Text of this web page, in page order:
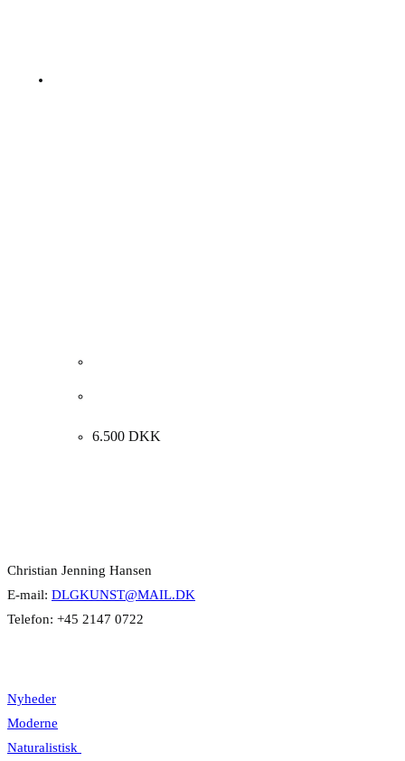
6.500 DKK
Christian Jenning Hansen
E-mail: DLGKUNST@MAIL.DK
Telefon: +45 2147 0722
Nyheder
Moderne
Naturalistisk